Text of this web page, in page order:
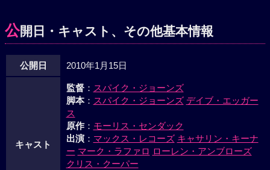
れば、仲間が再びひとつになれると考える。すると王様の威
力が現われたかのように、KWが現われる。KWは実は忘れ物
める。かいじゅうの王様になったマックスはかいじゅうたち
に、“かいじゅうおどり”を命ずる。
公開日・キャスト、その他基本情報
公開日 2010年1月15日
キャスト
監督： スパイク・ジョーンズ
脚本： スパイク・ジョーンズ デイブ・エッガー
ス
原作： モーリス・センダック
出演： マックス・レコーズ キャサリン・キーナ
ー マーク・ラファロ ローレン・アンブローズ
クリス・クーパー